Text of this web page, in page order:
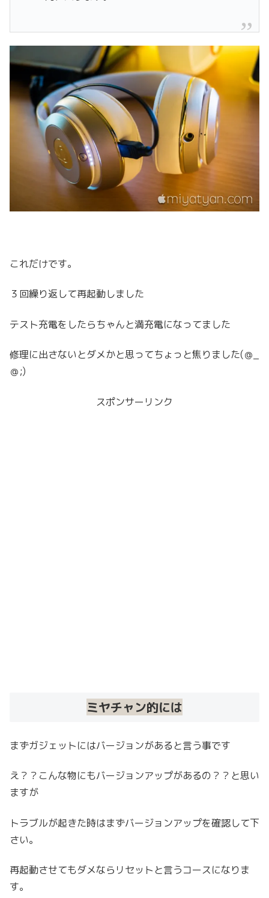
これだけです。
３回繰り返して再起動しました
テスト充電をしたらちゃんと満充電になってました
修理に出さないとダメかと思ってちょっと焦りました(＠_
＠;)
スポンサーリンク
ミヤチャン的には
まずガジェットにはバージョンがあると言う事です
え？？こんな物にもバージョンアップがあるの？？と思い
ますが
トラブルが起きた時はまずバージョンアップを確認して下
さい。
再起動させてもダメならリセットと言うコースになりま
す。